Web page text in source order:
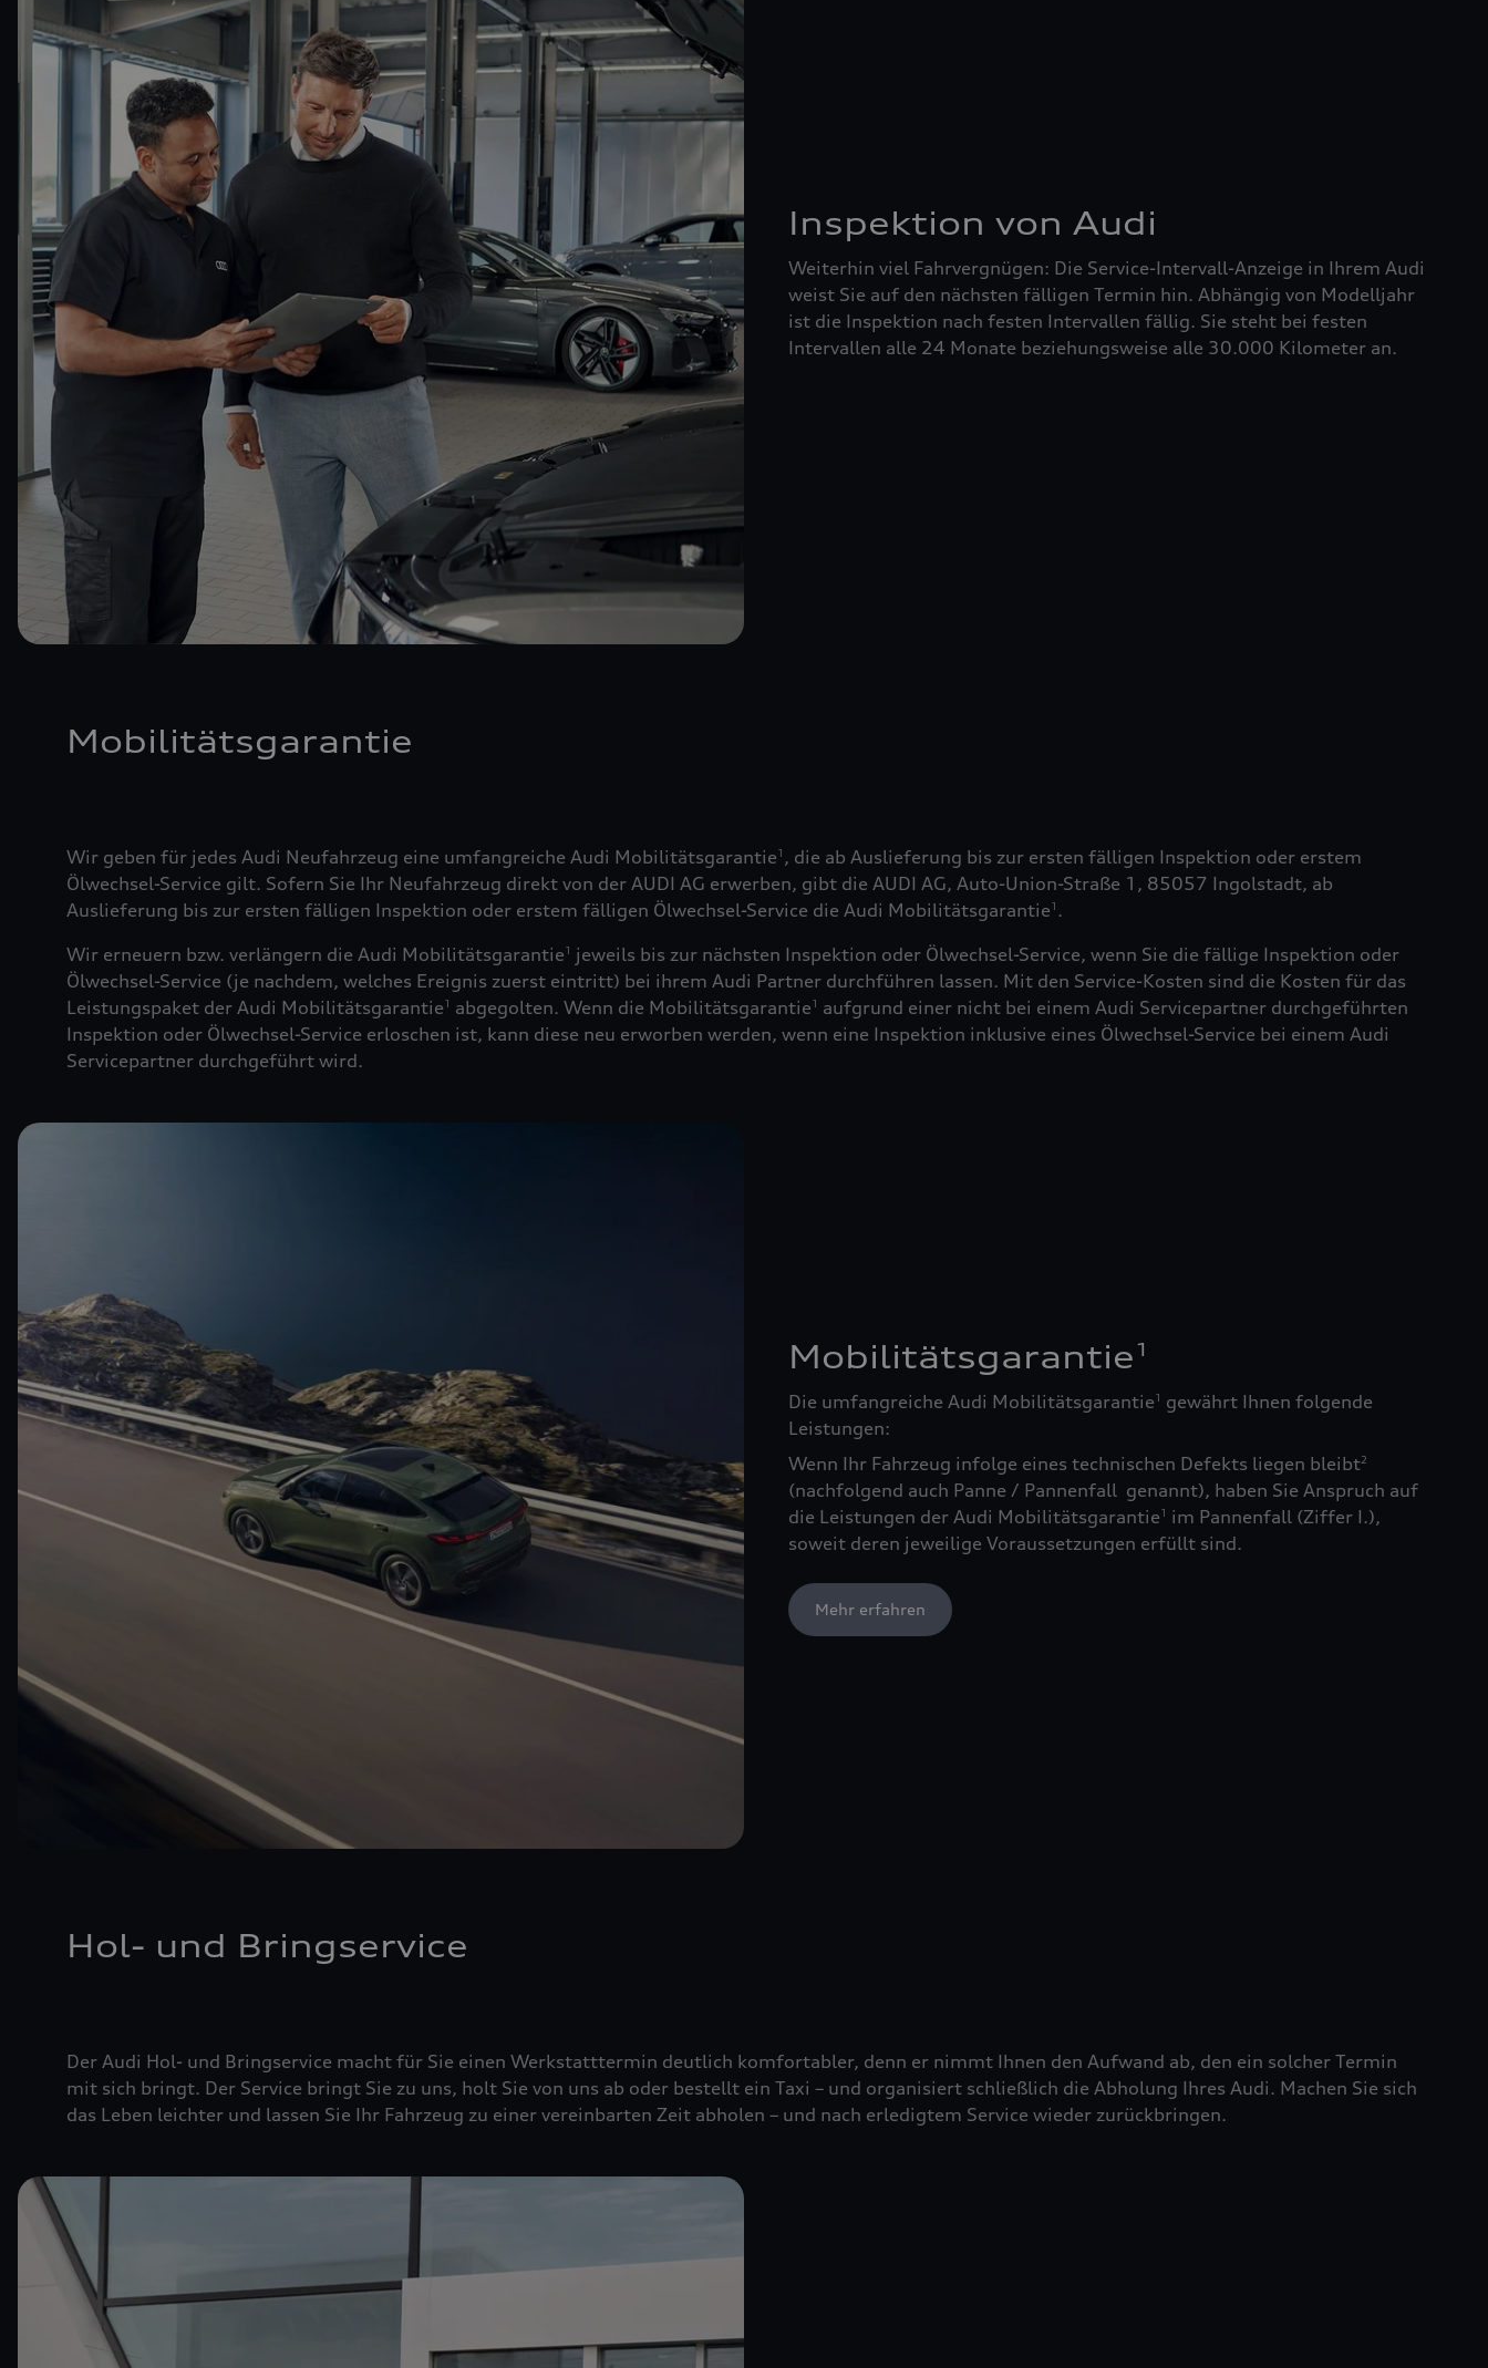
Inspektion von Audi
Weiterhin viel Fahrvergnügen: Die Service-Intervall-Anzeige in Ihrem Audi
weist Sie auf den nächsten fälligen Termin hin. Abhängig von Modelljahr
ist die Inspektion nach festen Intervallen fällig. Sie steht bei festen
Intervallen alle 24 Monate beziehungsweise alle 30.000 Kilometer an.
Mobilitätsgarantie
Wir geben für jedes Audi Neufahrzeug eine umfangreiche Audi Mobilitätsgarantie1 , die ab Auslieferung bis zur ersten fälligen Inspektion oder erstem
Ölwechsel-Service gilt. Sofern Sie Ihr Neufahrzeug direkt von der AUDI AG erwerben, gibt die AUDI AG, Auto-Union-Straße 1, 85057 Ingolstadt, ab
Auslieferung bis zur ersten fälligen Inspektion oder erstem fälligen Ölwechsel-Service die Audi Mobilitätsgarantie1 .
Wir erneuern bzw. verlängern die Audi Mobilitätsgarantie1
jeweils bis zur nächsten Inspektion oder Ölwechsel-Service, wenn Sie die fällige Inspektion oder
Ölwechsel-Service (je nachdem, welches Ereignis zuerst eintritt) bei ihrem Audi Partner durchführen lassen. Mit den Service-Kosten sind die Kosten für das
Leistungspaket der Audi Mobilitätsgarantie1 abgegolten. Wenn die Mobilitätsgarantie1
aufgrund einer nicht bei einem Audi Servicepartner durchgeführten
Inspektion oder Ölwechsel-Service erloschen ist, kann diese neu erworben werden, wenn eine Inspektion inklusive eines Ölwechsel-Service bei einem Audi
Servicepartner durchgeführt wird.
Mobilitätsgarantie 1
Die umfangreiche Audi Mobilitätsgarantie1
gewährt Ihnen folgende
Leistungen:
Wenn Ihr Fahrzeug infolge eines technischen Defekts liegen bleibt2
(nachfolgend auch Panne / Pannenfall genannt), haben Sie Anspruch auf
die Leistungen der Audi Mobilitätsgarantie1
im Pannenfall (Ziffer I.),
soweit deren jeweilige Voraussetzungen erfüllt sind.
Mehr erfahren
Hol- und Bringservice
Der Audi Hol- und Bringservice macht für Sie einen Werkstatttermin deutlich komfortabler, denn er nimmt Ihnen den Aufwand ab, den ein solcher Termin
mit sich bringt. Der Service bringt Sie zu uns, holt Sie von uns ab oder bestellt ein Taxi – und organisiert schließlich die Abholung Ihres Audi. Machen Sie sich
das Leben leichter und lassen Sie Ihr Fahrzeug zu einer vereinbarten Zeit abholen – und nach erledigtem Service wieder zurückbringen.